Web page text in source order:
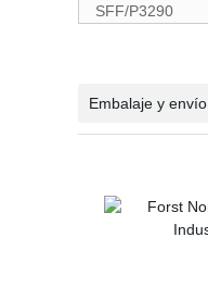
SFF/P3290
Embalaje y envío